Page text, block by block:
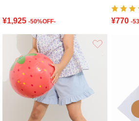
¥1,925 -50%OFF-
¥770 -